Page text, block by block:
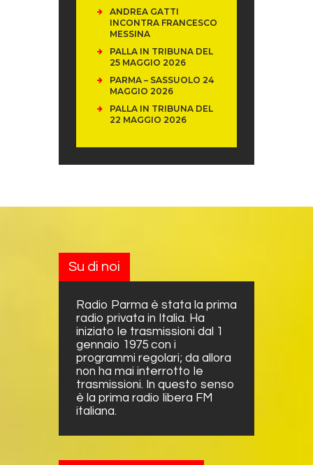
ANDREA GATTI
INCONTRA FRANCESCO
MESSINA
PALLA IN TRIBUNA DEL
25 MAGGIO 2026
PARMA – SASSUOLO 24
MAGGIO 2026
PALLA IN TRIBUNA DEL
22 MAGGIO 2026
Su di noi
Radio Parma è stata la prima
radio privata in Italia. Ha
iniziato le trasmissioni dal 1
gennaio 1975 con i
programmi regolari; da allora
non ha mai interrotto le
trasmissioni. In questo senso
è la prima radio libera FM
italiana.